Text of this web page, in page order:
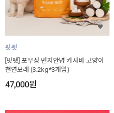
핏펫
[핏펫] 포우장 먼지안녕 카사바 고양이
천연모래 (3.2kg*3개입)
47,000원